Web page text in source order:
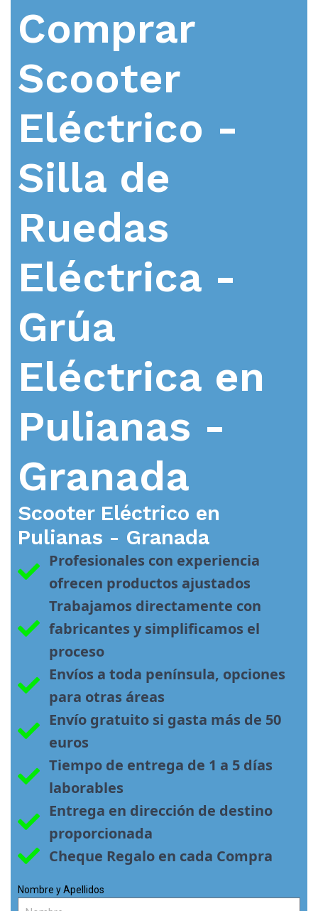
Comprar
Scooter
Eléctrico -
Silla de
Ruedas
Eléctrica -
Grúa
Eléctrica en
Pulianas -
Granada
Scooter Eléctrico en
Pulianas - Granada
Profesionales con experiencia
ofrecen productos ajustados
Trabajamos directamente con
fabricantes y simplificamos el
proceso
Envíos a toda península, opciones
para otras áreas
Envío gratuito si gasta más de 50
euros
Tiempo de entrega de 1 a 5 días
laborables
Entrega en dirección de destino
proporcionada
Cheque Regalo en cada Compra
Nombre y Apellidos